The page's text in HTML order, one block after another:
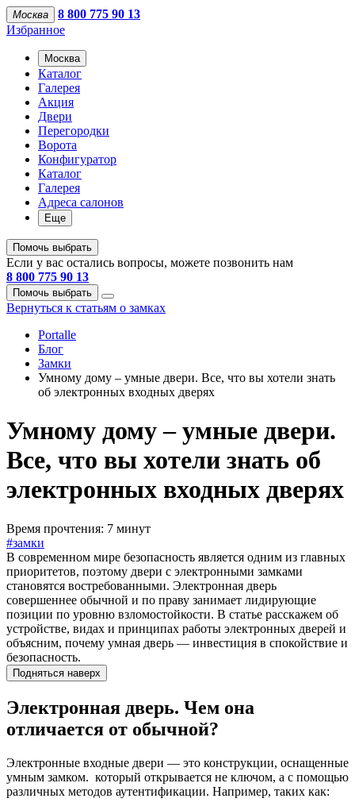
Москва
8 800 775 90 13
Избранное
Москва
Каталог
Галерея
Акция
Двери
Перегородки
Ворота
Конфигуратор
Каталог
Галерея
Адреса салонов
Еще
Помочь выбрать
Если у вас остались вопросы, можете позвонить нам
8 800 775 90 13
Помочь выбрать
Вернуться к статьям о замках
Portalle
Блог
Замки
Умному дому – умные двери. Все, что вы хотели знать
об электронных входных дверях
Умному дому – умные двери.
Все, что вы хотели знать об
электронных входных дверях
Время прочтения: 7 минут
#замки
В современном мире безопасность является одним из главных
приоритетов, поэтому двери с электронными замками
становятся востребованными. Электронная дверь
совершеннее обычной и по праву занимает лидирующие
позиции по уровню взломостойкости. В статье расскажем об
устройстве, видах и принципах работы электронных дверей и
объясним, почему умная дверь — инвестиция в спокойствие и
безопасность.
Подняться наверх
Электронная дверь. Чем она
отличается от обычной?
Электронные входные двери — это конструкции, оснащенные
умным замком. который открывается не ключом, а с помощью
различных методов аутентификации. Например, таких как: